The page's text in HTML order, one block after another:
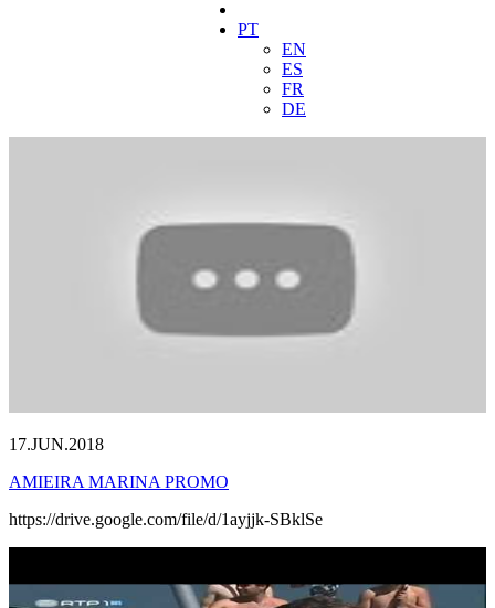
PT
EN
ES
FR
DE
17.JUN.2018
AMIEIRA MARINA PROMO
https://drive.google.com/file/d/1ayjjk-SBklSe